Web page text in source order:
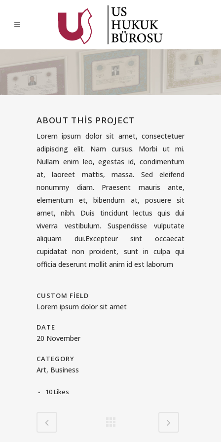
ABOUT THIS PROJECT
Lorem ipsum dolor sit amet, consectetuer
adipiscing elit. Nam cursus. Morbi ut mi.
Nullam enim leo, egestas id, condimentum
at, laoreet mattis, massa. Sed eleifend
nonummy diam. Praesent mauris ante,
elementum et, bibendum at, posuere sit
amet, nibh. Duis tincidunt lectus quis dui
viverra vestibulum. Suspendisse vulputate
aliquam dui.Excepteur sint occaecat
cupidatat non proident, sunt in culpa qui
officia deserunt mollit anim id est laborum
CUSTOM FIELD
Lorem ipsum dolor sit amet
DATE
20 November
CATEGORY
Art, Business
10Likes